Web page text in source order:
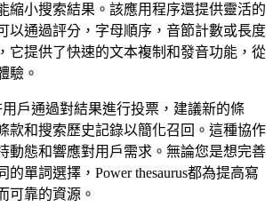
縮小搜索結果。該應用程序還提供靈活的
以通過評分，字母順序，音節計數或長度
它提供了快速的文本複制和發音功能，從
驗。
用戶通過對結果進行投票，建議新的條
款和搜索歷史記錄以簡化召回。這種協作
動態和響應對用戶需求。無論您是想完善
單詞選擇，Power thesaurus都為提高寫
可靠的資源。